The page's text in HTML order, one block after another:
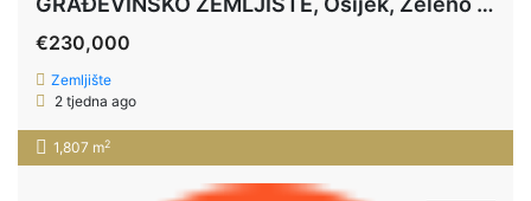
€230,000
Zemljište
2 tjedna ago
1,807 m2